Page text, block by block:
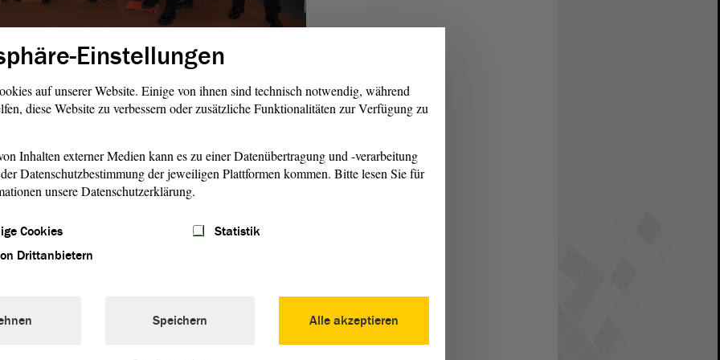
hat am Donnerstag, 23. Januar 2024, eine Petition
übergeben. Ziel derPetitionist es, eine
Anhalt einzurichten. Konkret fordern die Petenten ein
in Sachsen-Anhalt, das es dem
ermöglicht, bestimmte wichtige Aufgaben
Beispiel die Erstellung einer Berufsordnung, die
die Registrierung der beruflich Pflegenden sowie
von Berufsverbänden und Organisationen
Hebammen in Sachsen-Anhalt. Nach eigenen Angaben
ausgerichtete Gesundheits- und Sozialpolitik ein“.
ist sein wichtigstes Anliegen, „eine
Versorgung der Bevölkerung sicherzustellen“.
Einstellungen
auf unserer Website. Einige von ihnen sind technisch notwendig, während
diese Website zu verbessern oder zusätzliche Funktionalitäten zur Verfügung zu
Inhalten externer Medien kann es zu einer Datenübertragung und -verarbeitung
Datenschutzbestimmung der jeweiligen Plattformen kommen. Bitte lesen Sie für
unsere Datenschutzerklärung.
Cookies
Statistik
Drittanbietern
Alle akzeptieren
Speichern